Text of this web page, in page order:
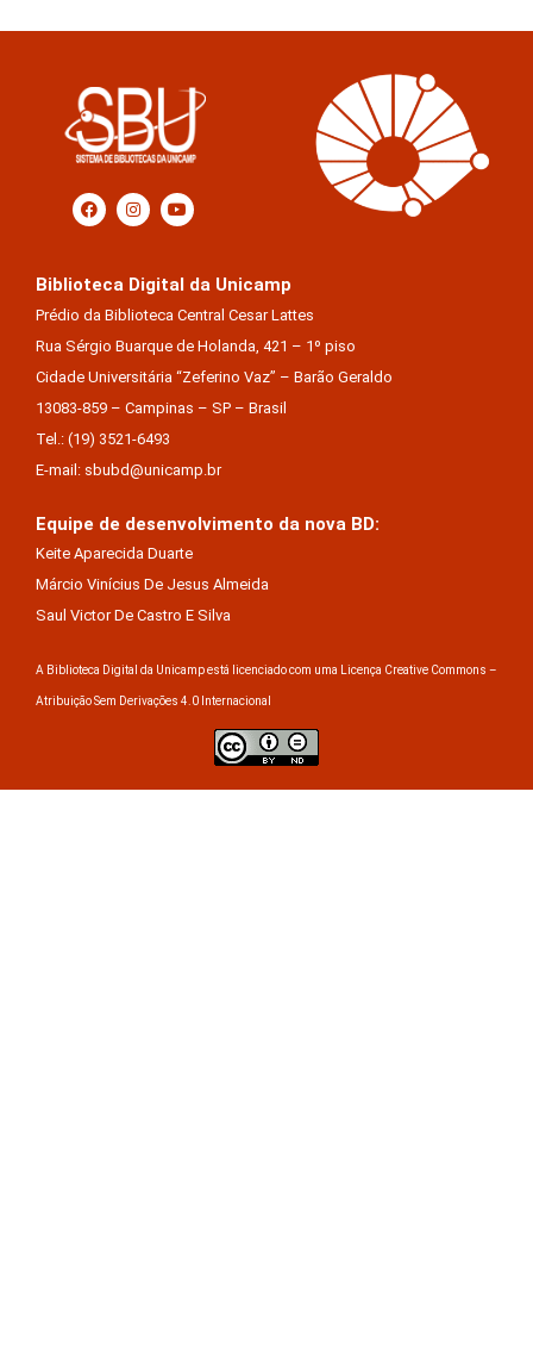
Biblioteca Digital da Unicamp
Prédio da Biblioteca Central Cesar Lattes
Rua Sérgio Buarque de Holanda, 421 – 1º piso
Cidade Universitária “Zeferino Vaz” – Barão Geraldo
13083-859 – Campinas – SP – Brasil
Tel.: (19) 3521-6493
E-mail: sbubd@unicamp.br
Equipe de desenvolvimento da nova BD:
Keite Aparecida Duarte
Márcio Vinícius De Jesus Almeida
Saul Victor De Castro E Silva
A Biblioteca Digital da Unicamp está licenciado com uma Licença Creative Commons –
Atribuição Sem Derivações 4.0 Internacional